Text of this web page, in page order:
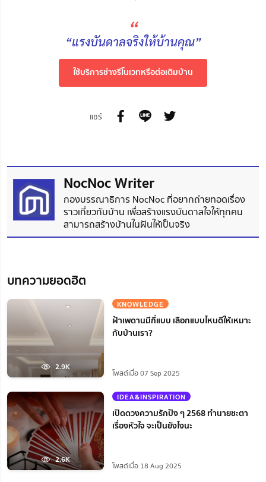
“
“แรงบันดาลจริงให้บ้านคุณ”
ใช้บริการช่างรีโนเวทหรือต่อเติมบ้าน
แชร์
NocNoc Writer
กองบรรณาธิการ NocNoc ที่อยากถ่ายทอดเรื่อง
ราวเกี่ยวกับบ้าน เพื่อสร้างแรงบันดาลใจให้ทุกคน
สามารถสร้างบ้านในฝันให้เป็นจริง
บทความยอดฮิต
2.9K
KNOWLEDGE
ฝ้าเพดานมีกี่แบบ เลือกแบบไหนดีให้เหมาะ
กับบ้านเรา?
โพสต์เมื่อ 07 Sep 2025
2.6K
IDEA&INSPIRATION
เปิดดวงความรักปัง ๆ 2568 ทำนายชะตา
เรื่องหัวใจ จะเป็นยังไงนะ
โพสต์เมื่อ 18 Aug 2025